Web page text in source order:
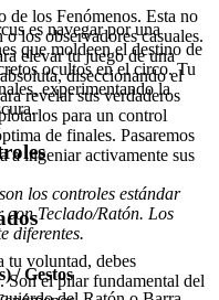
es navegar por una
que moldeen el destino de
ocultos en el circo. Tu
experimentando la
los controles estándar
con Teclado/Ratón. Los
diferentes.
/ Gestos
de los Fenómenos. Esta no
los observadores casuales.
elevar tu juego de una
diseccionando el
revelar sus verdaderos
para un control
de finales. Pasaremos
a ingeniar activamente sus
tu voluntad, debes
Son el pilar fundamental del